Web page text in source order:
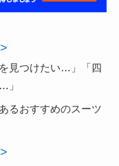
見つけたい…」「四
」
るおすすめのスーツ